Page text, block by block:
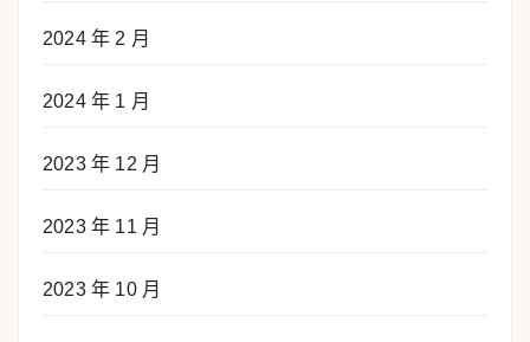
2024 年 2 月
2024 年 1 月
2023 年 12 月
2023 年 11 月
2023 年 10 月